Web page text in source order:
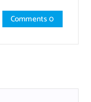
Comments 0